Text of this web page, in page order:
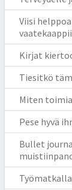
Viisi
Kirjat
Tiesitkö
Miten
Pese hyvä
Bullet